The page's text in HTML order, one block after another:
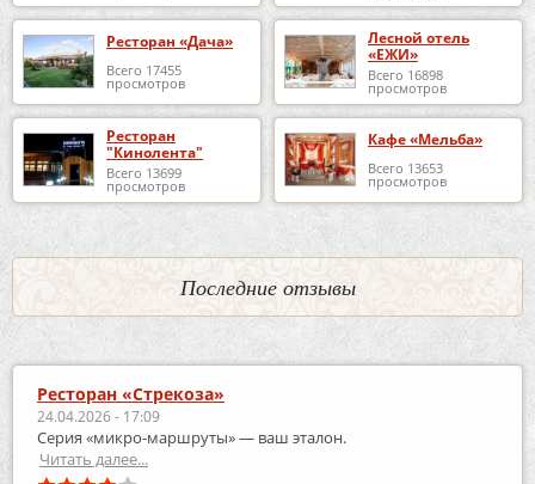
Ресторан «Дача»
Всего 17455
просмотров
Лесной отель
«ЕЖИ»
Всего 16898
просмотров
Ресторан
"Кинолента"
Всего 13699
просмотров
Кафе «Мельба»
Всего 13653
просмотров
Последние отзывы
Ресторан «Стрекоза»
24.04.2026 - 17:09
Серия «микро‑маршруты» — ваш эталон.
Читать далее...